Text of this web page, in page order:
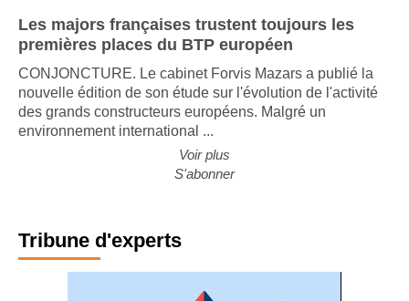
Les majors françaises trustent toujours les
premières places du BTP européen
CONJONCTURE. Le cabinet Forvis Mazars a publié la
nouvelle édition de son étude sur l'évolution de l'activité
des grands constructeurs européens. Malgré un
environnement international ...
Voir plus
S'abonner
Tribune d'experts